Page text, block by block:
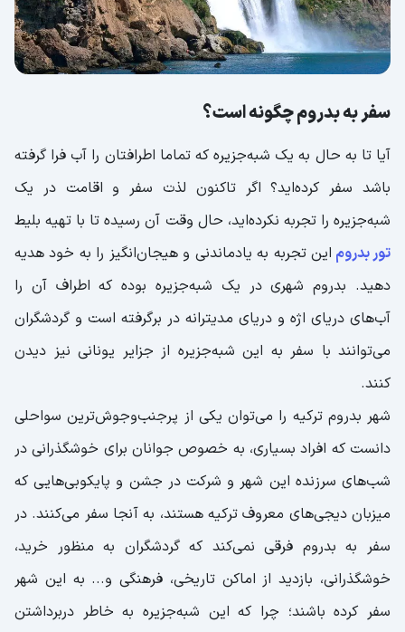
سفر به بدروم چگونه است؟
آیا تا به حال به یک شبه‌جزیره که تماما اطرافتان را آب فرا گرفته
باشد سفر کرده‌اید؟ اگر تاکنون لذت سفر و اقامت در یک
شبه‌جزیره را تجربه نکرده‌اید، حال وقت آن رسیده تا با تهیه بلیط
تور بدروم این تجربه به یادماندنی و هیجان‌انگیز را به خود هدیه
دهید. بدروم شهری در یک شبه‌جزیره بوده که اطراف آن را
آب‌های دریای اژه و دریای مدیترانه در برگرفته است و گردشگران
می‌توانند با سفر به این شبه‌جزیره از جزایر یونانی نیز دیدن
کنند.
شهر بدروم ترکیه را می‌توان یکی از پرجنب‌وجوش‌ترین سواحلی
دانست که افراد بسیاری، به خصوص جوانان برای خوشگذرانی در
شب‌های سرزنده این شهر و شرکت در جشن و پایکوبی‌هایی که
میزبان دیجی‌های معروف ترکیه هستند، به آنجا سفر می‌کنند. در
سفر به بدروم فرقی نمی‌کند که گردشگران به منظور خرید،
خوشگذرانی، بازدید از اماکن تاریخی، فرهنگی و... به این شهر
سفر کرده باشند؛ چرا که این شبه‌جزیره به خاطر دربرداشتن